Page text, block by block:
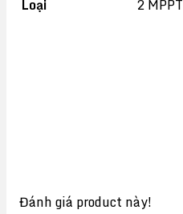
Loại 2 MPPT
Đánh giá product này!